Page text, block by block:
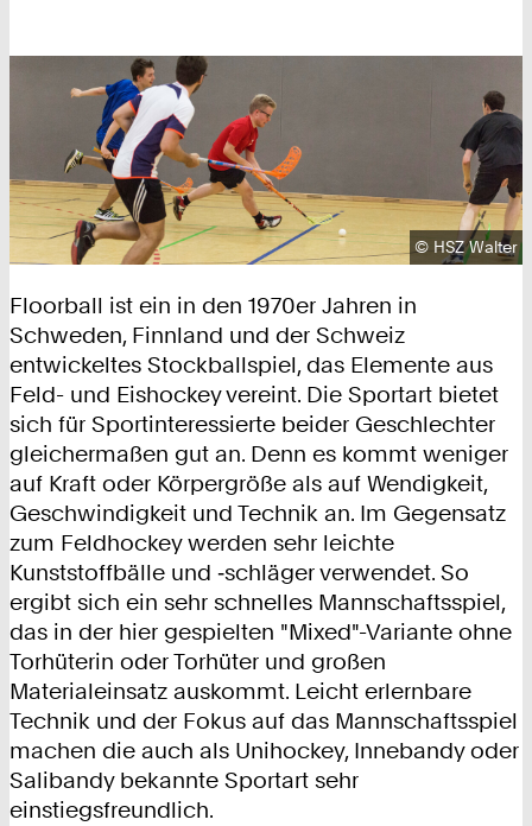
© HSZ Walter
Floorball ist ein in den 1970er Jahren in
Schweden, Finnland und der Schweiz
entwickeltes Stockballspiel, das Elemente aus
Feld- und Eishockey vereint. Die Sportart bietet
sich für Sportinteressierte beider Geschlechter
gleichermaßen gut an. Denn es kommt weniger
auf Kraft oder Körpergröße als auf Wendigkeit,
Geschwindigkeit und Technik an. Im Gegensatz
zum Feldhockey werden sehr leichte
Kunststoffbälle und ‑schläger verwendet. So
ergibt sich ein sehr schnelles Mannschaftsspiel,
das in der hier gespielten "Mixed"-Variante ohne
Torhüterin oder Torhüter und großen
Materialeinsatz auskommt. Leicht erlernbare
Technik und der Fokus auf das Mannschaftsspiel
machen die auch als Unihockey, Innebandy oder
Salibandy bekannte Sportart sehr
einstiegsfreundlich.